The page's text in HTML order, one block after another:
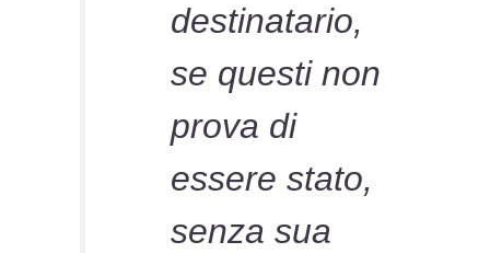
destinatario,
se questi non
prova di
essere stato,
senza sua